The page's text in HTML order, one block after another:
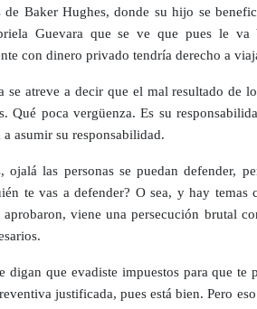
de Baker Hughes, donde su hijo se
Guevara que se ve que pues le va
con dinero privado tendría derecho a
se atreve a decir que el mal resultado de
Qué poca vergüenza. Es su
a asumir su responsabilidad.
ojalá las personas se puedan defender,
te vas a defender? O sea, y hay
aprobaron, viene una persecución brutal
digan que evadiste impuestos para que
justificada, pues está bien. Pero